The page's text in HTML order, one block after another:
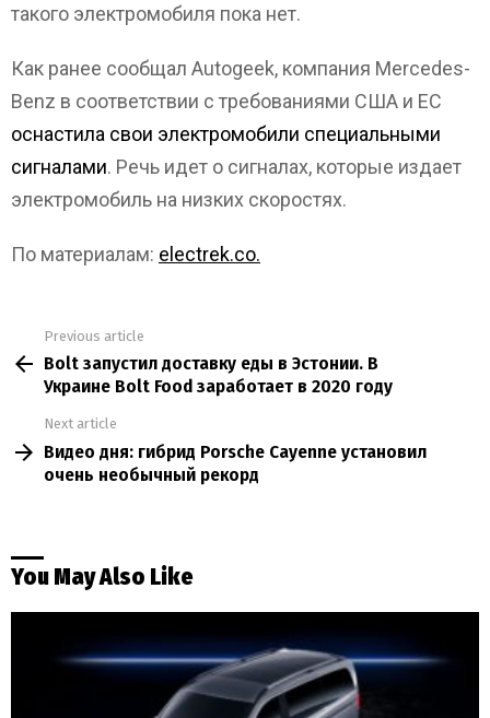
такого электромобиля пока нет.
Как ранее сообщал Autogeek, компания Mercedes-
Benz в соответствии с требованиями США и ЕС
оснастила свои электромобили специальными
сигналами. Речь идет о сигналах, которые издает
электромобиль на низких скоростях.
По материалам: electrek.co.
more
Previous article
Bolt запустил доставку еды в Эстонии. В
Украине Bolt Food заработает в 2020 году
Next article
Видео дня: гибрид Porsche Cayenne установил
очень необычный рекорд
You May Also Like